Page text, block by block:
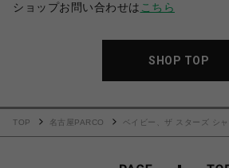
ショップお問い合わせは こちら
SHOP TOP
TOP 名古屋PARCO
ベイビー、ザ スターズ シ